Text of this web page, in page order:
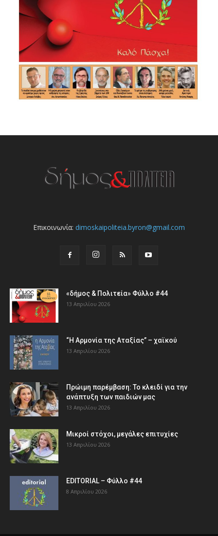
Επικοινωνία: dimoskaipoliteia.byron@gmail.com
«δήμος & Πολιτεία» Φύλλο #44
13 Απριλίου 2026
“Η Αρμονία της Αταξίας” – χαϊκού
13 Απριλίου 2026
Πρώιμη παρέμβαση: Το κλειδί για την
ανάπτυξη των παιδιών µας
13 Απριλίου 2026
Μικροί στόχοι, μεγάλες επιτυχίες
13 Απριλίου 2026
EDITORIAL – Φύλλο #44
8 Απριλίου 2026